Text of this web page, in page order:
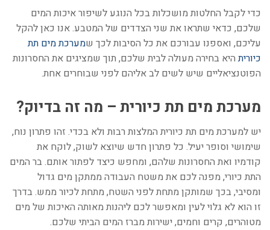
כדי לקבל החלטות מושכלות בכל הנוגע לשיפור איכות המים
שלכם, כדאי שתראו את שני הצדדים של המטבע. אנו כאן להקל
עליכם, ואספנו עבורכם את כל הסיבות לכך שמערכת מים תת
כיוריתהיא בחירה מעולה לבית שלכם, תוך שמציגים את החסרונות
הפוטנציאליים שיש לשים לב אליהם לפני שבוחרים אחת.
מערכת מים תת כיורית – מה זה בדיוק?
יש למערכת מים תת כיורית המלצות רבות ולא בכדי. זהו פתרון נוח,
שימושי וסופר יעיל. כל פתרון חדש שיוצא לשוק, לוקח את
קודמיו ואת החסרונות שלהם, ומחפש כיצד לפתור אותם. בר המים
התת כיורי, מפנה לכם את משטח העבודה ממתקן מים גדול
ומסיבי, בכך שמותקן מתחת לפני השטח, מתחת לכיור ממש. בדרך
זו הוא לא גלוי לעין ומאפשר לכם ליהנות מאותה האיכות של מים
מטוהרים, קרים וחמים, ישירות מברז המים הביתי שלכם.